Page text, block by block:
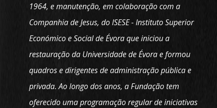
1964, e manutenção, em colaboração com a
Companhia de Jesus, do ISESE - Instituto Superior
Económico e Social de Évora que iniciou a
restauração da Universidade de Évora e formou
quadros e dirigentes de administração pública e
privada. Ao longo dos anos, a Fundação tem
oferecido uma programação regular de iniciativas